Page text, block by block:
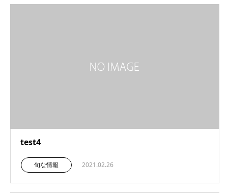
test4
旬な情報 2021.02.26